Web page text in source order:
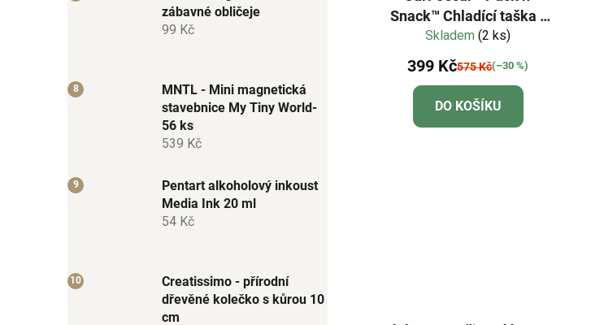
zábavné obličeje
99 Kč
MNTL - Mini magnetická
stavebnice My Tiny World-
56 ks
539 Kč
Pentart alkoholový inkoust
Media Ink 20 ml
54 Kč
Creatissimo - přírodní
dřevěné kolečko s kůrou 10
cm
Snack™ Chladící taška -
limetková
Skladem(2 ks)
399 Kč575 Kč(–30 %)
DO KOŠÍKU